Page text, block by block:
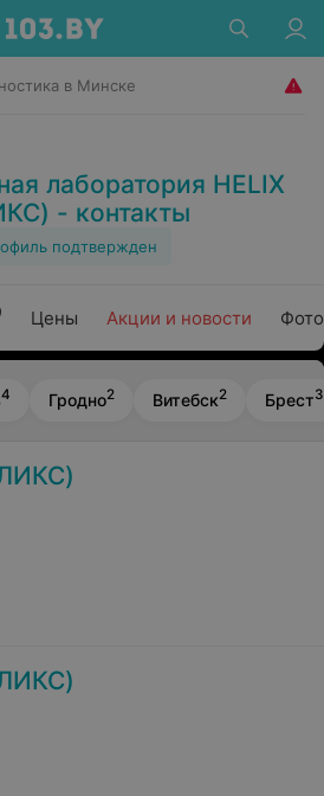
в Минске
лаборатория HELIX
- контакты
подтвержден
Цены Акции и новости
4 Гродно2 Витебск2 Брест3